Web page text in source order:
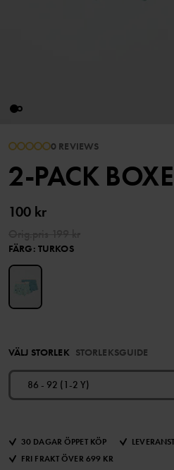
0 REVIEWS
2-PACK
100 kr
FÄRG: TURKOS
VÄLJ STORLEK STORLEKSGUIDE
86 - 92 (1-2 Y)
30 DAGAR ÖPPET KÖP
FRI FRAKT ÖVER 699 KR